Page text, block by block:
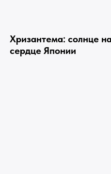
Хризантема: солнце
сердце Японии